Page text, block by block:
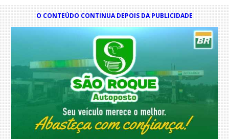
O CONTEÚDO CONTINUA DEPOIS DA PUBLICIDADE